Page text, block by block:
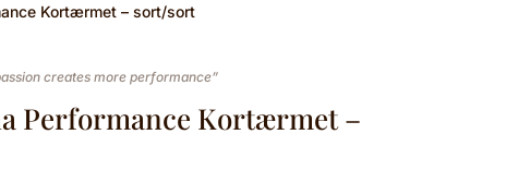
Kortærmet – sort/sort
creates more performance”
Performance Kortærmet –